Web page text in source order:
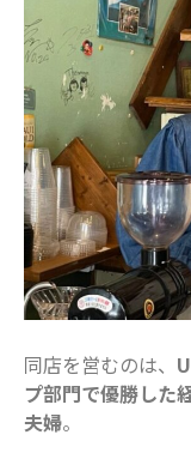
同店を営むのは、
プ部門で優勝した
夫婦。